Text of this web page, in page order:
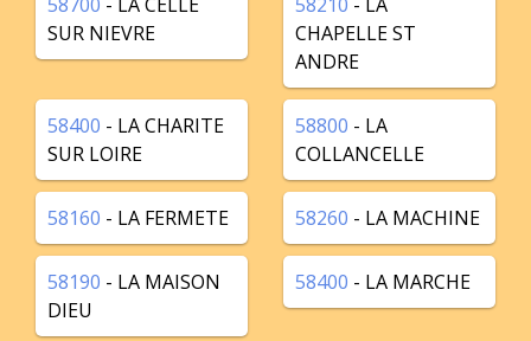
SUR NIEVRE
CHAPELLE ST
ANDRE
58400 - LA CHARITE
SUR LOIRE
58800 - LA
COLLANCELLE
58160 - LA FERMETE 58260 - LA MACHINE
58190 - LA MAISON
DIEU
58400 - LA MARCHE